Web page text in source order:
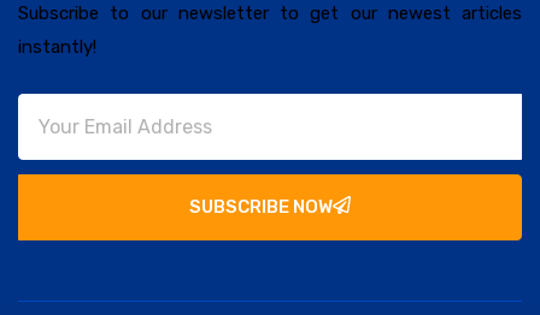
Subscribe to our newsletter to get our newest articles
instantly!
SUBSCRIBE NOW